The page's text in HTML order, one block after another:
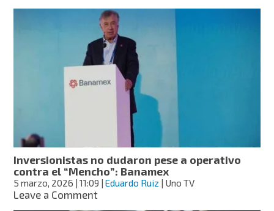
mil
siniestros
y
254
mdp
en
daños
violencia
abatimiento
del
“Mencho”:
AMIS
Inversionistas no dudaron pese a operativo
contra el “Mencho”: Banamex
5 marzo, 2026 | 11:09 |Eduardo Ruiz | Uno TV
Leave a Commenton